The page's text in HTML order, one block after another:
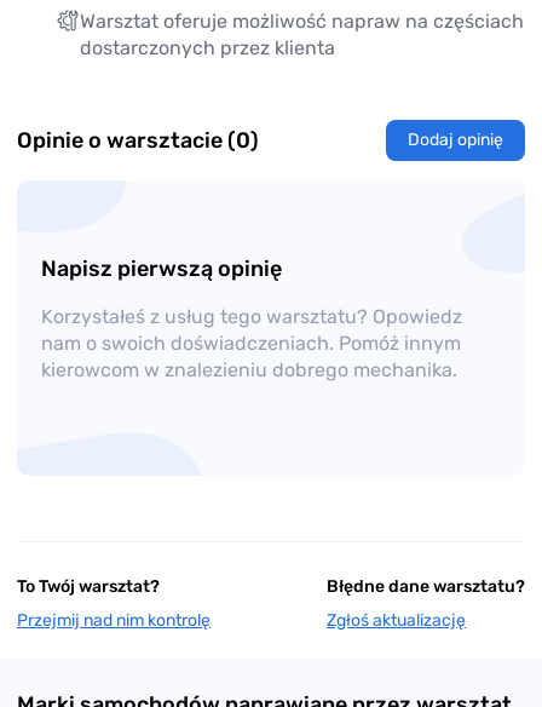
Warsztat oferuje możliwość napraw na częściach
dostarczonych przez klienta
Opinie o warsztacie (0) Dodaj opinię
Napisz pierwszą opinię
Korzystałeś z usług tego warsztatu? Opowiedz
nam o swoich doświadczeniach. Pomóż innym
kierowcom w znalezieniu dobrego mechanika.
To Twój warsztat?
Przejmij nad nim kontrolę
Błędne dane warsztatu?
Zgłoś aktualizację